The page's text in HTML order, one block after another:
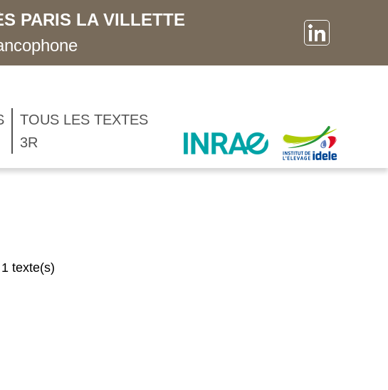
PARIS LA VILLETTE
TOUS LES TEXTES
3R
texte(s)